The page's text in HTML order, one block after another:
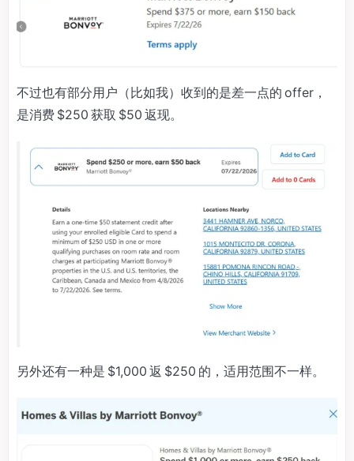
不过也有部分用户（比如我）收到的是差一点的 offer，
是消费 $250 获取 $50 返现。
另外还有一种是 $1,000 返 $250 的，适用范围不一样。